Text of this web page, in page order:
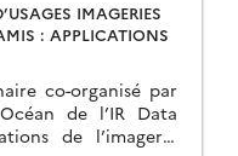
IMAGERIES
: APPLICATIONS
co-organisé par
de l’IR Data
de l’imagerie